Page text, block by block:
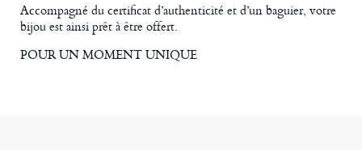
Accompagné du certificat d’authenticité et d’un baguier, votre
bijou est ainsi prêt à être offert.
POUR UN MOMENT UNIQUE